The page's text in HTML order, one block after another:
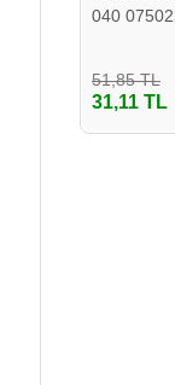
040
51,85 TL
31,11 TL